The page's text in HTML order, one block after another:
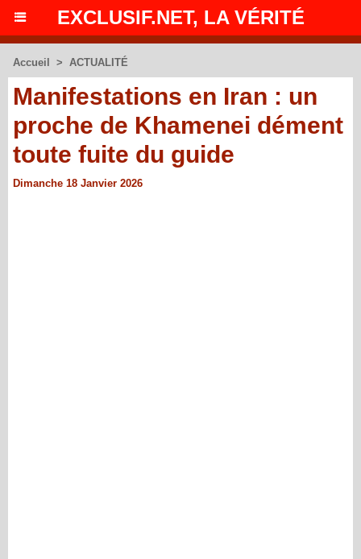
EXCLUSIF.NET, LA VÉRITÉ
Accueil > ACTUALITÉ
Manifestations en Iran : un
proche de Khamenei dément
toute fuite du guide
Dimanche 18 Janvier 2026